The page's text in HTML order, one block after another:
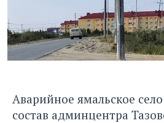
Аварийное ямальское
состав админцентра